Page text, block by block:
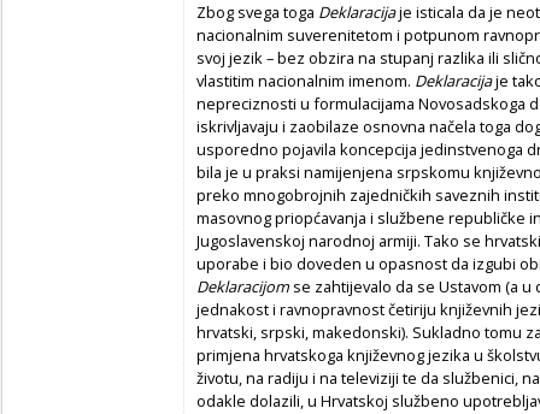
Zbog svega toga Deklaracijaje isticala da je
nacionalnim suverenitetom i potpunom
svoj jezik – bez obzira na stupanj razlika ili
vlastitim nacionalnim imenom. Deklaracijaje
nepreciznosti u formulacijama Novosadskoga
iskrivljavaju i zaobilaze osnovna načela toga
usporedno pojavila koncepcija jedinstvenoga
bila je u praksi namijenjena srpskomu
preko mnogobrojnih zajedničkih saveznih
masovnog priopćavanja i službene republičke
Jugoslavenskoj narodnoj armiji. Tako se
uporabe i bio doveden u opasnost da izgubi
Deklaracijom se zahtijevalo da se Ustavom (a
jednakost i ravnopravnost četiriju književnih
hrvatski, srpski, makedonski). Sukladno tomu
primjena hrvatskoga književnog jezika u
životu, na radiju i na televiziji te da službenici,
odakle dolazili, u Hrvatskoj službeno